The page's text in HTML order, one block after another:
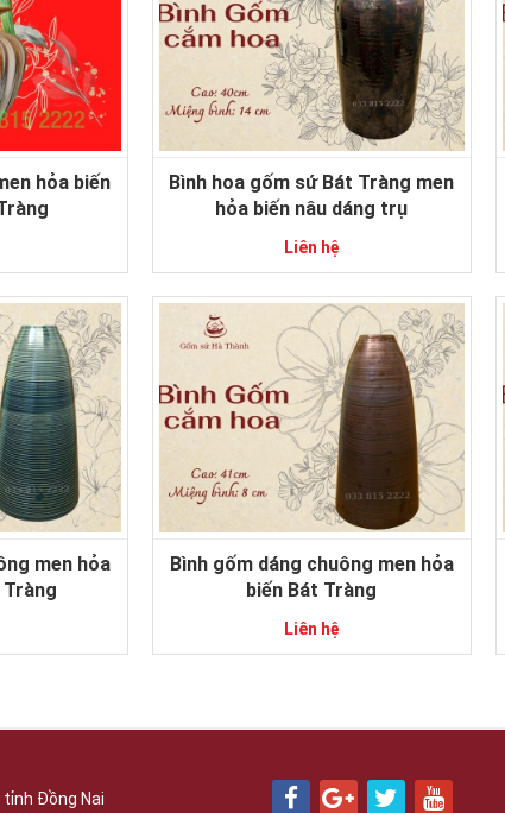
hỏa biến
Bình hoa gốm sứ Bát Tràng men
hỏa biến nâu dáng trụ
Liên hệ
men hỏa
Tràng
Bình gốm dáng chuông men hỏa
biến Bát Tràng
Liên hệ
tỉnh Đồng Nai